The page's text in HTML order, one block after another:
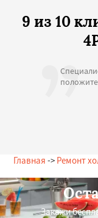
9 из 10
Главная -> Ремонт
Закажи